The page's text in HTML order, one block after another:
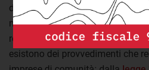
dell’inquadramento nel sistema
nonostante il ruolo di apripista
regionale abruzzese. Nel
esistono dei provvedimenti che